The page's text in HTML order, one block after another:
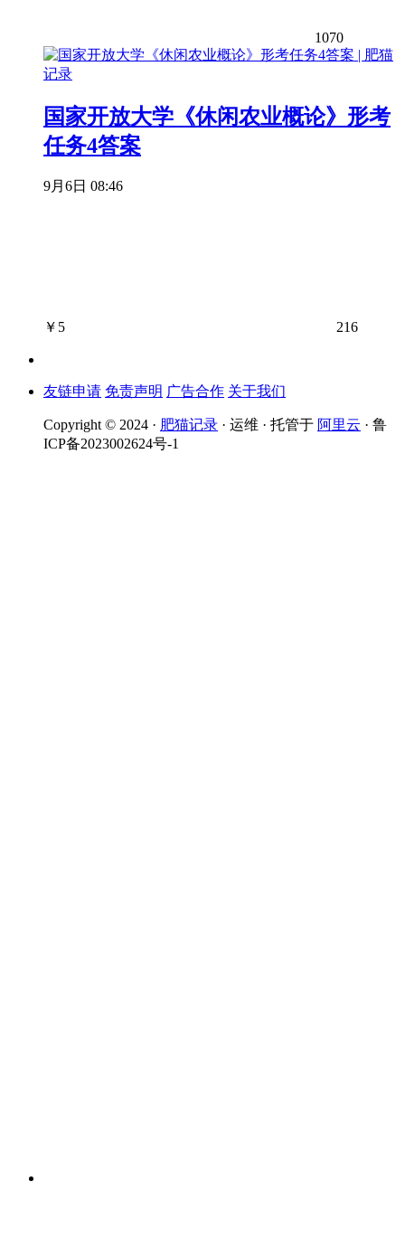
1070
国家开放大学《休闲农业概论》形考
任务4答案
9月6日 08:46
￥ 5 216
友链申请 免责声明 广告合作 关于我们
Copyright © 2024 · 肥猫记录 · 运维 · 托管于 阿里云 · 鲁
ICP备2023002624号-1